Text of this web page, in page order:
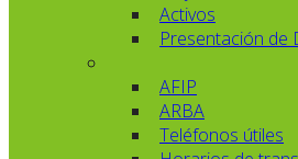
Activos
Presentación de
AFIP
ARBA
Teléfonos útiles